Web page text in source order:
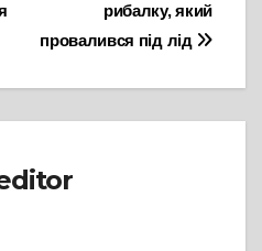
рибалку, який
провалився під лід